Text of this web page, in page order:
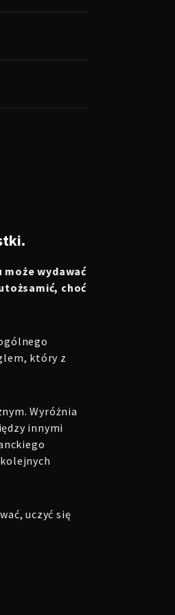
wydawać
choć
który z
Wyróżnia
innymi
uczyć się